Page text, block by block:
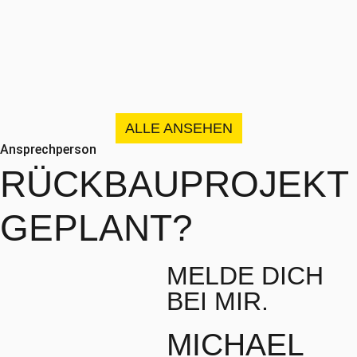
ALLE ANSEHEN
Ansprechperson
RÜCKBAUPROJEKT
GEPLANT?
MELDE DICH
BEI MIR.
MICHAEL